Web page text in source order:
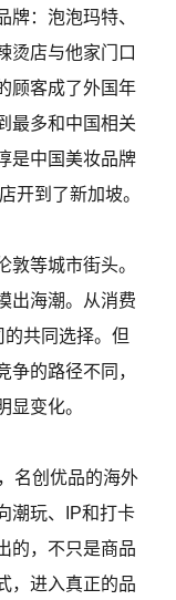
牌：泡泡玛特、
店与他家门口
顾客成了外国年
最多和中国相关
是中国美妆品牌
开到了新加坡。
敦等城市街头。
出海潮。从消费
的共同选择。但
争的路径不同，
显变化。
名创优品的海外
潮玩、IP和打卡
的，不只是商品
，进入真正的品